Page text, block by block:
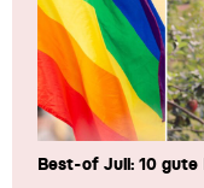
Best-of Juli: 10